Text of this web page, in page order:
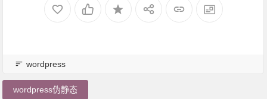
wordpress
wordpress伪静态